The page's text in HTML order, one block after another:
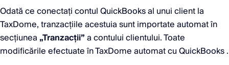
Odată ce conectați contul QuickBooks al unui client la
TaxDome, tranzacțiile acestuia sunt importate automat în
secțiunea „Tranzacții”a contului clientului. Toate
modificările efectuate în TaxDome automat cu QuickBooks .